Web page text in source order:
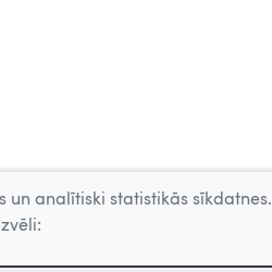
un analītiski statistikās sīkdatnes.